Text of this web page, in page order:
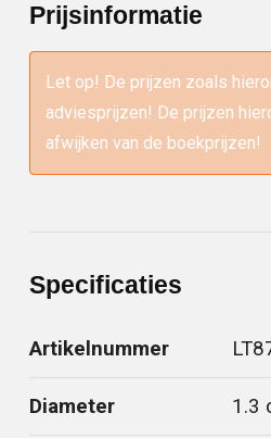
Prijsinformatie
Let op! De prijzen zoals
adviesprijzen! De prijzen
afwijken van de boekprijzen!
Specificaties
Artikelnummer
Diameter 1.3